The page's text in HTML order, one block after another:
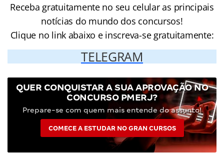
Receba gratuitamente no seu celular as principais
notícias do mundo dos concursos!
Clique no link abaixo e inscreva-se gratuitamente:
TELEGRAM
QUER CONQUISTAR A SUA APROVAÇÃO NO
CONCURSO PMERJ?
Prepare-se com quem mais entende do assunto!
COMECE A ESTUDAR NO GRAN CURSOS